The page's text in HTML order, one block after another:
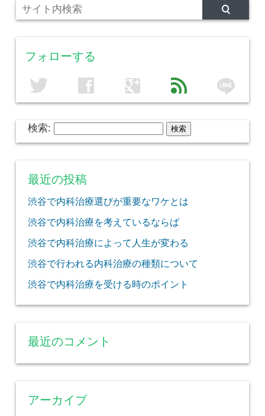
フォローする
twitter facebook google feed line
検索:
最近の投稿
渋谷で内科治療選びが重要なワケとは
渋谷で内科治療を考えているならば
渋谷で内科治療によって人生が変わる
渋谷で行われる内科治療の種類について
渋谷で内科治療を受ける時のポイント
最近のコメント
アーカイブ